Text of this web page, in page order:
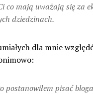
co mają uważają się za
dziedzinach.
dla mnie
postanowiłem pisać bloga